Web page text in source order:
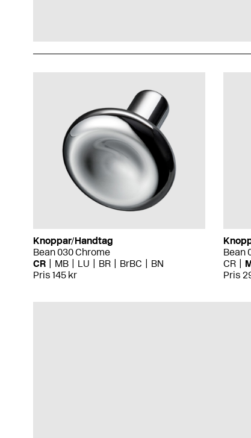
Knoppar/Handtag
Bean 030 Chrome
CR
MB LU BR BrBC
BN
Pris 145 kr
Bean
CR
Pris